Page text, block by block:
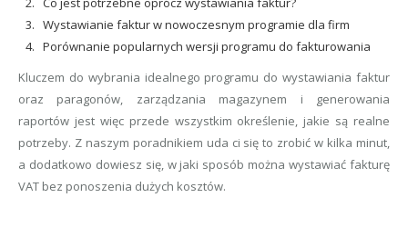
Wystawianie faktur w nowoczesnym programie dla firm
Porównanie popularnych wersji programu do fakturowania
Kluczem do wybrania idealnego programu do wystawiania faktur
oraz paragonów, zarządzania magazynem i generowania
raportów jest więc przede wszystkim określenie, jakie są realne
potrzeby. Z naszym poradnikiem uda ci się to zrobić w kilka minut,
a dodatkowo dowiesz się, w jaki sposób można wystawiać fakturę
VAT bez ponoszenia dużych kosztów.